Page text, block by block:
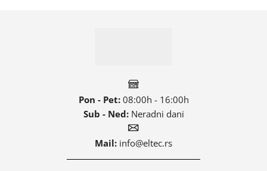
Pon - Pet:08:00h - 16:00h
Sub - Ned:Neradni dani
Mail: info@eltec.rs